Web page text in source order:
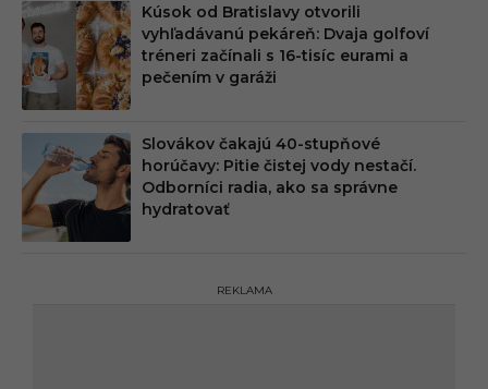
Kúsok od Bratislavy otvorili
vyhľadávanú pekáreň: Dvaja golfoví
tréneri začínali s 16-tisíc eurami a
pečením v garáži
Slovákov čakajú 40-stupňové
horúčavy: Pitie čistej vody nestačí.
Odborníci radia, ako sa správne
hydratovať
REKLAMA